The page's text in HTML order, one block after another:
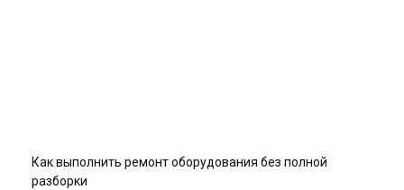
Как выполнить ремонт оборудования без полной
разборки